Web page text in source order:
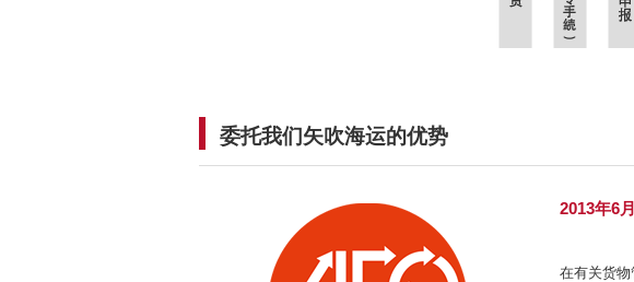
委托我们矢吹海运的优势
2013年6
在有关货物